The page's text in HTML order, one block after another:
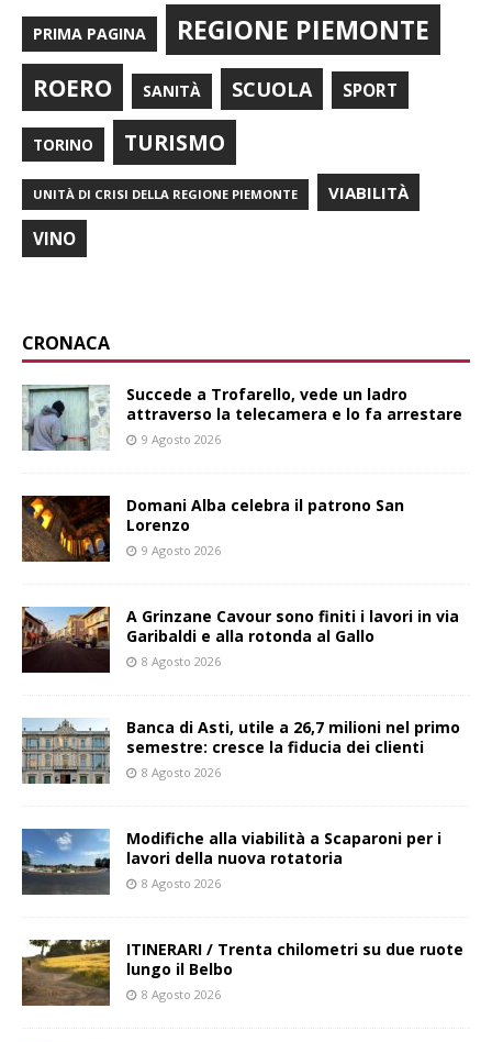
PRIMA PAGINA REGIONE PIEMONTE
ROERO SANITÀ SCUOLA SPORT
TORINO TURISMO
UNITÀ DI CRISI DELLA REGIONE PIEMONTE VIABILITÀ
VINO
CRONACA
Succede a Trofarello, vede un ladro
attraverso la telecamera e lo fa arrestare
9 Agosto 2026
Domani Alba celebra il patrono San
Lorenzo
9 Agosto 2026
A Grinzane Cavour sono finiti i lavori in via
Garibaldi e alla rotonda al Gallo
8 Agosto 2026
Banca di Asti, utile a 26,7 milioni nel primo
semestre: cresce la fiducia dei clienti
8 Agosto 2026
Modifiche alla viabilità a Scaparoni per i
lavori della nuova rotatoria
8 Agosto 2026
ITINERARI / Trenta chilometri su due ruote
lungo il Belbo
8 Agosto 2026